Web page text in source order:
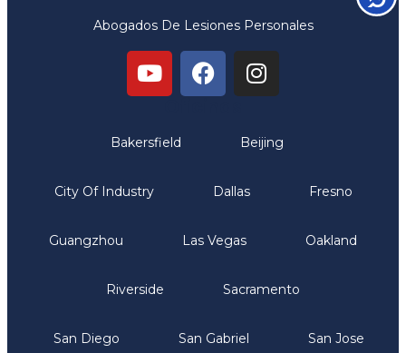
Abogados De Lesiones Personales
Bakersfield Beijing
City Of Industry Dallas Fresno
Guangzhou Las Vegas Oakland
Riverside Sacramento
San Diego San Gabriel San Jose